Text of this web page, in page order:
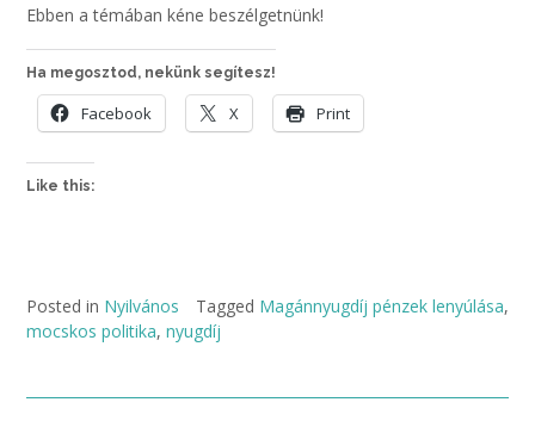
Ebben a témában kéne beszélgetnünk!
Ha megosztod, nekünk segítesz!
Facebook X Print
Like this:
Posted in Nyilvános Tagged Magánnyugdíj pénzek lenyúlása,
mocskos politika, nyugdíj